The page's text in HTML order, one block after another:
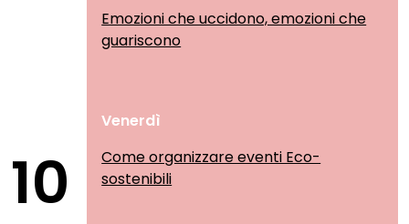
Emozioni che uccidono, emozioni che
guariscono
10
Venerdì
Come organizzare eventi Eco-
sostenibili